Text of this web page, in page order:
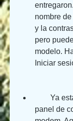
nombre
y la
pero
modelo.
Iniciar
panel de